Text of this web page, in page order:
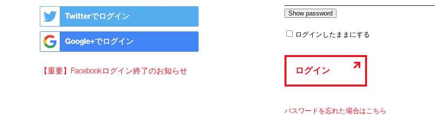
Twitterでログイン
Google+でログイン
【重要】Facebookログイン終了のお知らせ
ログインしたままにする
ログイン
パスワードを忘れた場合はこちら